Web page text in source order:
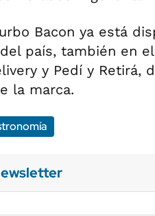
Bacon ya está
del país, también en
y Pedí y Retirá,
la marca.